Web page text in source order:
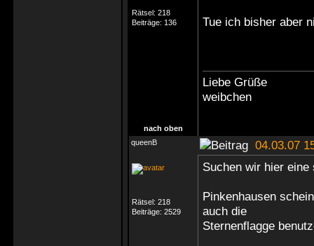
Rätsel: 218
Beiträge: 136 Tue ich bisher aber
Liebe Grüße
weibchen
nach oben
queenB
04.03.07
Rätsel: 218
Beiträge: 2529
Suchen wir hier
Pinkenhausen
auch die
Sternenflagge